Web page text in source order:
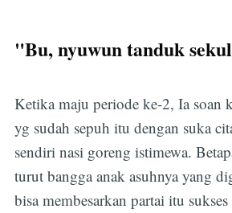
"Bu, nyuwun tanduk
Ketika maju periode ke-2, Ia soan
yg sudah sepuh itu dengan suka
sendiri nasi goreng istimewa.
turut bangga anak asuhnya yang
bisa membesarkan partai itu